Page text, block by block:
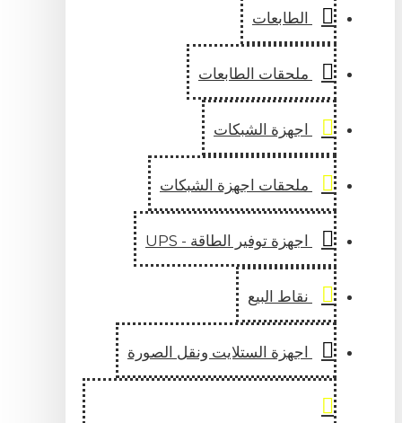
الطابعات
ملحقات الطابعات
اجهزة الشبكات
ملحقات اجهزة الشبكات
اجهزة توفير الطاقة - UPS
نقاط البيع
اجهزة الستلايت ونقل الصورة